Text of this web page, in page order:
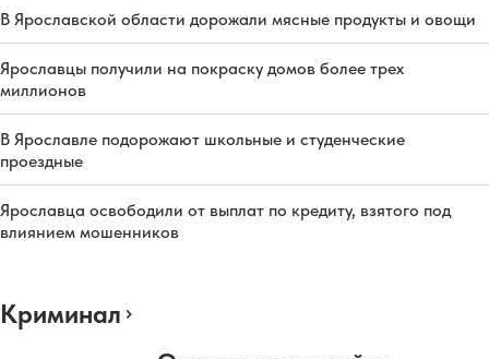
В Ярославской области дорожали мясные продукты и овощи
Ярославцы получили на покраску домов более трех
миллионов
В Ярославле подорожают школьные и студенческие
проездные
Ярославца освободили от выплат по кредиту, взятого под
влиянием мошенников
Криминал